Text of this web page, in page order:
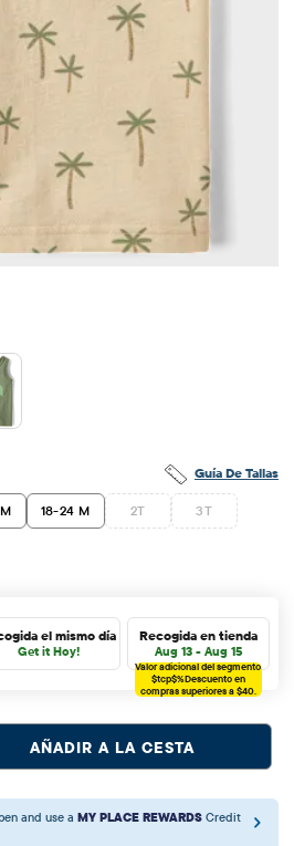
$9.95
Guía De Tallas
18-24 M 2T 3T
el mismo día
Get it Hoy!
Recogida en tienda
Aug 13 - Aug 15
Valor adicional del segmento
$tcp$%Descuento en
compras superiores a $40.
AÑADIR A LA CESTA
and use a MY PLACE REWARDS Credit